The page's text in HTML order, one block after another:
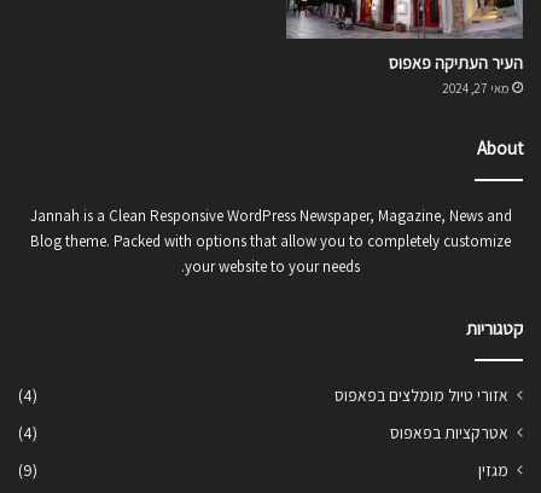
העיר העתיקה פאפוס
מאי 27, 2024
About
Jannah is a Clean Responsive WordPress Newspaper, Magazine, News and
Blog theme. Packed with options that allow you to completely customize
your website to your needs.
קטגוריות
אזורי טיול מומלצים בפאפוס
(4)
אטרקציות בפאפוס
(4)
מגזין
(9)